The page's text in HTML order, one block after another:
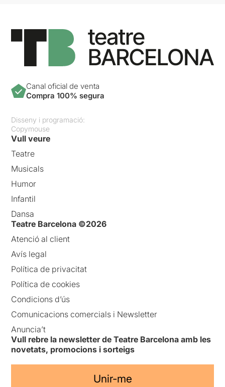
Canal oficial de venta
Compra 100% segura
Disseny i programació:
Copymouse
Vull veure
Teatre
Musicals
Humor
Infantil
Dansa
Teatre Barcelona ©2026
Atenció al client
Avís legal
Política de privacitat
Política de cookies
Condicions d’ús
Comunicacions comercials i Newsletter
Anuncia’t
Vull rebre la newsletter de Teatre Barcelona amb les
novetats, promocions i sorteigs
Unir-me